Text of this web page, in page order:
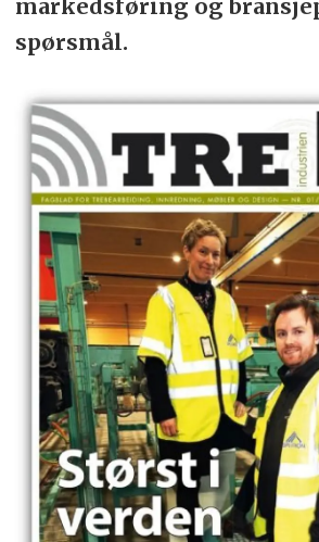
markedsføring og
spørsmål.